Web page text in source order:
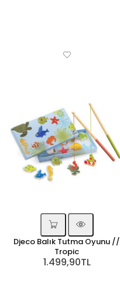
Djeco Balık Tutma Oyunu //
Tropic
1.499,90TL